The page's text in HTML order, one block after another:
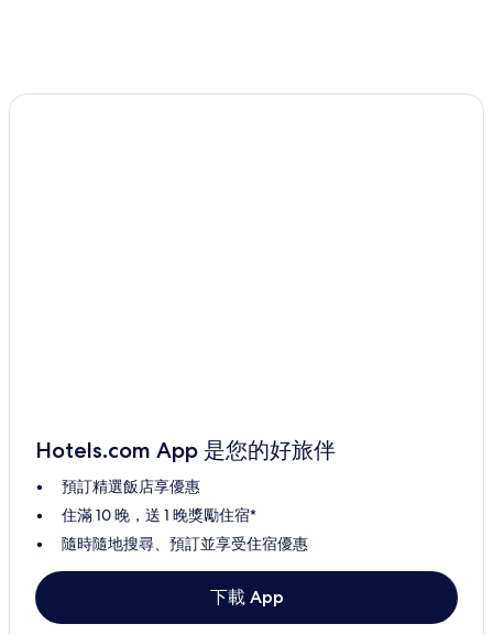
Hotels.com App 是您的好旅伴
預訂精選飯店享優惠
住滿 10 晚，送 1 晚獎勵住宿*
隨時隨地搜尋、預訂並享受住宿優惠
下載 App